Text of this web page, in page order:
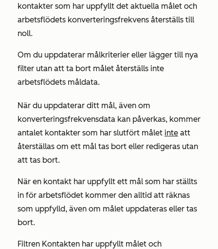
kontakter som har uppfyllt det aktuella målet och
arbetsflödets konverteringsfrekvens återställs till
noll.
Om du uppdaterar målkriterier eller lägger till nya
filter utan att ta bort målet återställs inte
arbetsflödets måldata.
När du uppdaterar ditt mål, även om
konverteringsfrekvensdata kan påverkas, kommer
antalet kontakter som har slutfört målet inte att
återställas om ett mål tas bort eller redigeras utan
att tas bort.
När en kontakt har uppfyllt ett mål som har ställts
in för arbetsflödet kommer den alltid att räknas
som uppfylld, även om målet uppdateras eller tas
bort.
Filtren Kontakten har uppfyllt målet och